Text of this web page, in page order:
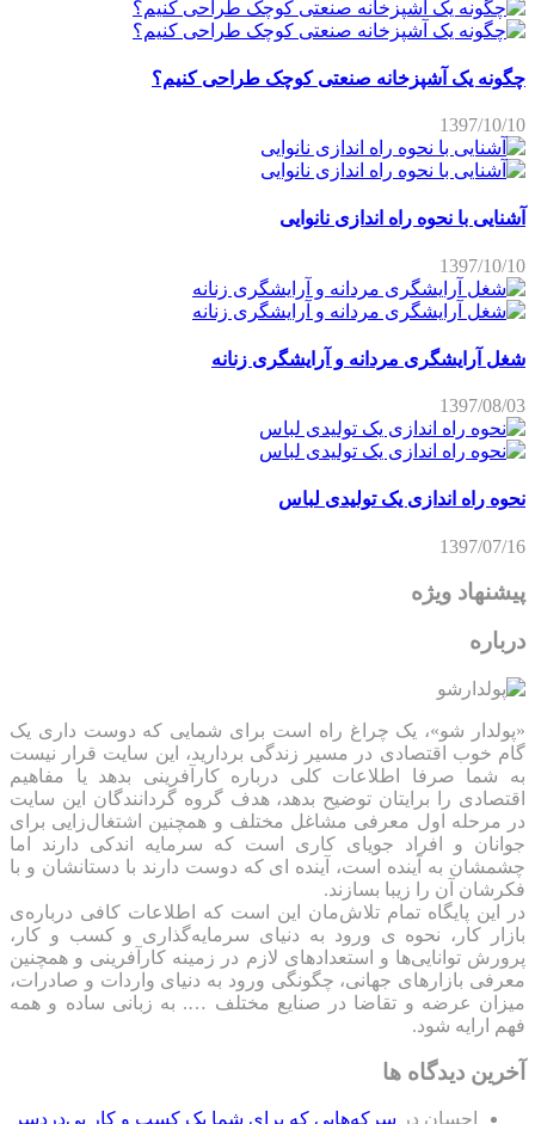
چگونه یک آشپزخانه صنعتی کوچک طراحی کنیم؟
1397/10/10
آشنایی با نحوه راه اندازی نانوایی
1397/10/10
شغل آرایشگری مردانه و آرایشگری زنانه
1397/08/03
نحوه راه اندازی یک تولیدی لباس
1397/07/16
پیشنهاد ویژه
درباره
«پولدار شو»، یک چراغ راه است برای شمایی که دوست داری یک
گام خوب اقتصادی در مسیر زندگی بردارید، این سایت قرار نیست
به شما صرفا اطلاعات کلی درباره کارآفرینی بدهد یا مفاهیم
اقتصادی را برایتان توضیح بدهد، هدف گروه گردانندگان این سایت
در مرحله اول معرفی مشاغل مختلف و همچنین اشتغال‌زایی برای
جوانان و افراد جویای کاری است که سرمایه اندکی دارند اما
چشمشان به آینده است، آینده ای که دوست دارند با دستانشان و با
فکرشان آن را زیبا بسازند.
در این پایگاه تمام تلاش‌مان این است که ‌اطلاعات کافی درباره‌ی
بازار کار، نحوه ی ورود به دنیای سرمایه‌گذاری و کسب و کار،
پرورش توانایی‌ها و استعدادهای لازم در زمینه کارآفرینی و همچنین
معرفی بازارهای جهانی، چگونگی ورود به دنیای واردات و صادرات،
میزان عرضه و تقاضا در صنایع مختلف …. به زبانی ساده و همه
فهم ارایه شود.
آخرین دیدگاه ها
احسان در سرکه‌هایی که برای شما یک کسب و کار بی‌دردسر